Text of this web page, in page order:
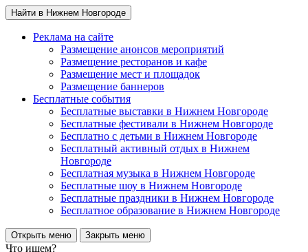
Найти в Нижнем Новгороде
Реклама на сайте
Размещение анонсов мероприятий
Размещение ресторанов и кафе
Размещение мест и площадок
Размещение баннеров
Бесплатные события
Бесплатные выставки в Нижнем Новгороде
Бесплатные фестивали в Нижнем Новгороде
Бесплатно с детьми в Нижнем Новгороде
Бесплатный активный отдых в Нижнем
Новгороде
Бесплатная музыка в Нижнем Новгороде
Бесплатные шоу в Нижнем Новгороде
Бесплатные праздники в Нижнем Новгороде
Бесплатное образование в Нижнем Новгороде
Открыть меню Закрыть меню
Что ищем?